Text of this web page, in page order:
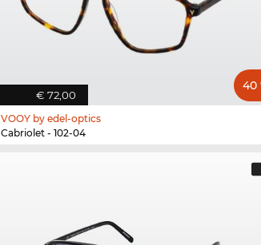
€ 72,00
40
VOOY by edel-optics
Cabriolet - 102-04